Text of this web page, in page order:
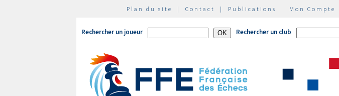
Plan du site | Contact | Publications | Mon Compte
Rechercher un joueur Rechercher un club